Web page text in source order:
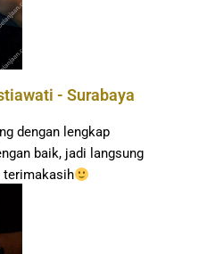
- Surabaya
dengan lengkap
baik, jadi langsung
terimakasih